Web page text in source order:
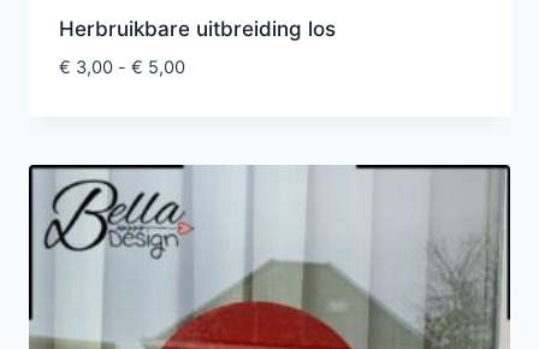
Herbruikbare uitbreiding los
€ 3,00 - € 5,00